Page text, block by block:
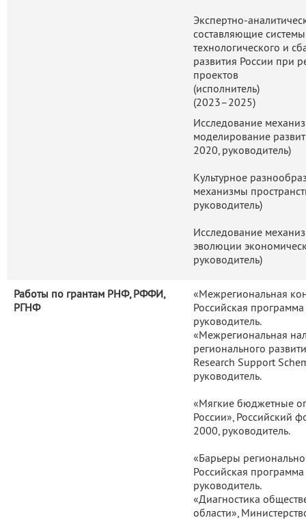
Экспертно-
составляющие
технологического и
развития России при
проектов
(исполнитель)
(2023–2025)
Исследование
моделирование
2020, руководитель)
Культурное
механизмы
руководитель)
Исследование
эволюции
руководитель)
Работы по грантам РНФ, РФФИ,
РГНФ
«Межрегиональная
Российская
руководитель.
«Межрегиональная
регионального
Research Support
руководитель.
«Мягкие бюджетные
России», Российский
2000, руководитель.
«Барьеры
Российская
руководитель.
«Диагностика
области»,